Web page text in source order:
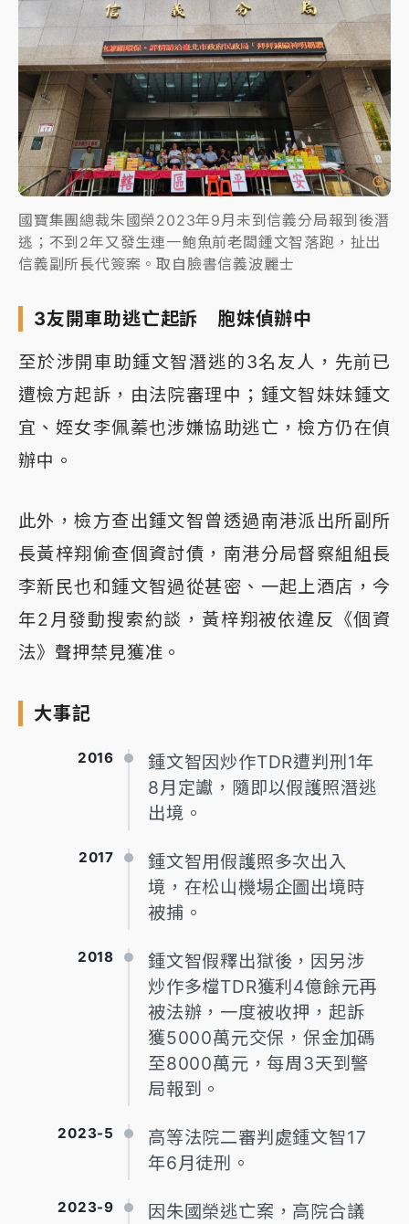
國寶集團總裁朱國榮2023年9月未到信義分局報到後潛
逃；不到2年又發生連一鮑魚前老闆鍾文智落跑，扯出
信義副所長代簽案。取自臉書信義波麗士
3友開車助逃亡起訴 胞妹偵辦中
至於涉開車助鍾文智潛逃的3名友人，先前已
遭檢方起訴，由法院審理中；鍾文智妹妹鍾文
宜、姪女李佩蓁也涉嫌協助逃亡，檢方仍在偵
辦中。
此外，檢方查出鍾文智曾透過南港派出所副所
長黃梓翔偷查個資討債，南港分局督察組組長
李新民也和鍾文智過從甚密、一起上酒店，今
年2月發動搜索約談，黃梓翔被依違反《個資
法》聲押禁見獲准。
大事記
2016
鍾文智因炒作TDR遭判刑1年
8月定讞，隨即以假護照潛逃
出境。
2017
鍾文智用假護照多次出入
境，在松山機場企圖出境時
被捕。
2018
鍾文智假釋出獄後，因另涉
炒作多檔TDR獲利4億餘元再
被法辦，一度被收押，起訴
獲5000萬元交保，保金加碼
至8000萬元，每周3天到警
局報到。
2023-5
高等法院二審判處鍾文智17
年6月徒刑。
2023-9
因朱國榮逃亡案，高院合議